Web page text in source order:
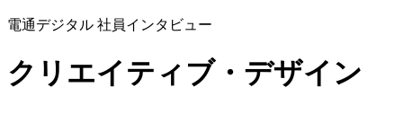
電通デジタル 社員インタビュー
クリエイティブ・デザイン